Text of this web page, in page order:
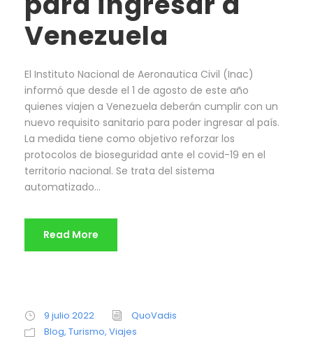
Venezuela
El Instituto Nacional de Aeronautica Civil (Inac)
informó que desde el 1 de agosto de este año
quienes viajen a Venezuela deberán cumplir con un
nuevo requisito sanitario para poder ingresar al país.
La medida tiene como objetivo reforzar los
protocolos de bioseguridad ante el covid-19 en el
territorio nacional. Se trata del sistema
automatizado...
Read More
9 julio 2022
QuoVadis
Blog, Turismo, Viajes